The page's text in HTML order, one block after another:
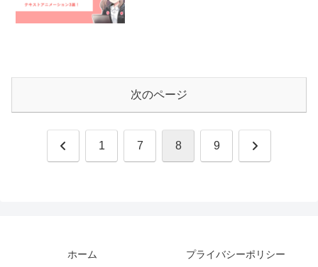
次のページ
前 1 7 8 9 次
ホーム プライバシーポリシー